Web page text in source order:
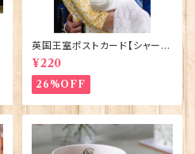
英国王室ポストカード【シャーロ
ット王女2】Pageantry Postca
rd 90183-JEF202
¥220
26%OFF